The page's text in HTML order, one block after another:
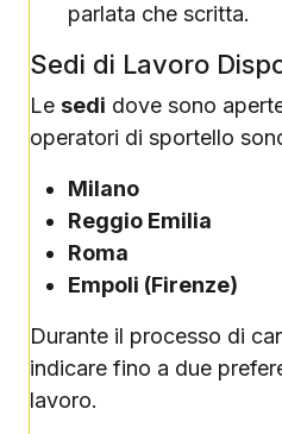
parlata che scritta.
Sedi di Lavoro
Le sedi dove sono
operatori di sportello
Milano
Reggio Emilia
Roma
Empoli (Firenze)
Durante il processo di
indicare fino a due
lavoro.